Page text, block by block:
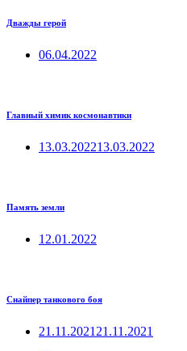
Дважды герой
06.04.2022
Главный химик космонавтики
13.03.202213.03.2022
Память земли
12.01.2022
Снайпер танкового боя
21.11.2021 21.11.2021